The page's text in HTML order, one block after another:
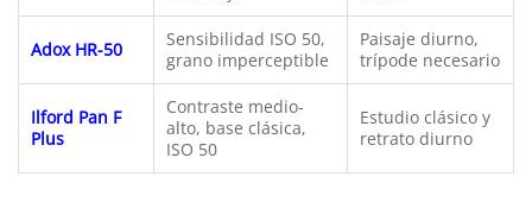
Adox HR-50
Sensibilidad ISO 50,
grano imperceptible
Paisaje diurno,
trípode necesario
Ilford Pan F
Plus
Contraste medio-
alto, base clásica,
ISO 50
Estudio clásico y
retrato diurno